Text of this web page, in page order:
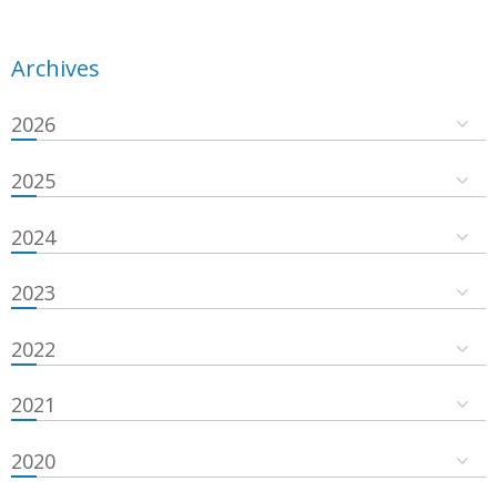
Archives
2026
2025
2024
2023
2022
2021
2020